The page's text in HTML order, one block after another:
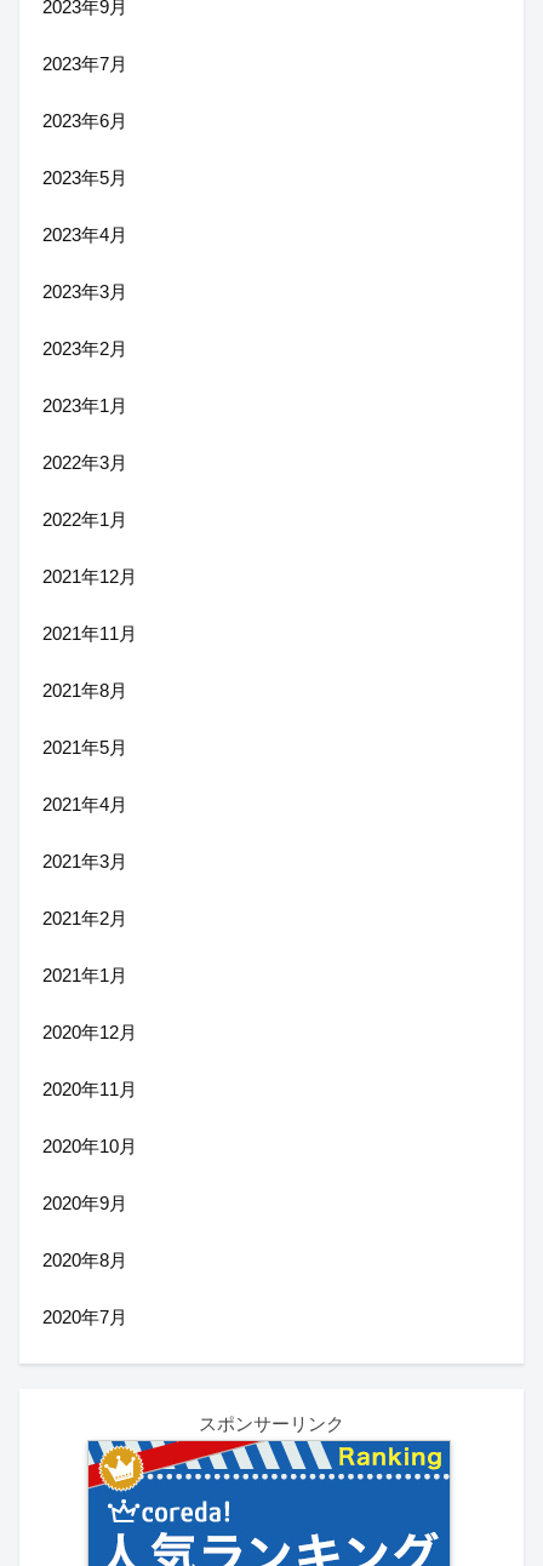
2023年9月
2023年7月
2023年6月
2023年5月
2023年4月
2023年3月
2023年2月
2023年1月
2022年3月
2022年1月
2021年12月
2021年11月
2021年8月
2021年5月
2021年4月
2021年3月
2021年2月
2021年1月
2020年12月
2020年11月
2020年10月
2020年9月
2020年8月
2020年7月
スポンサーリンク